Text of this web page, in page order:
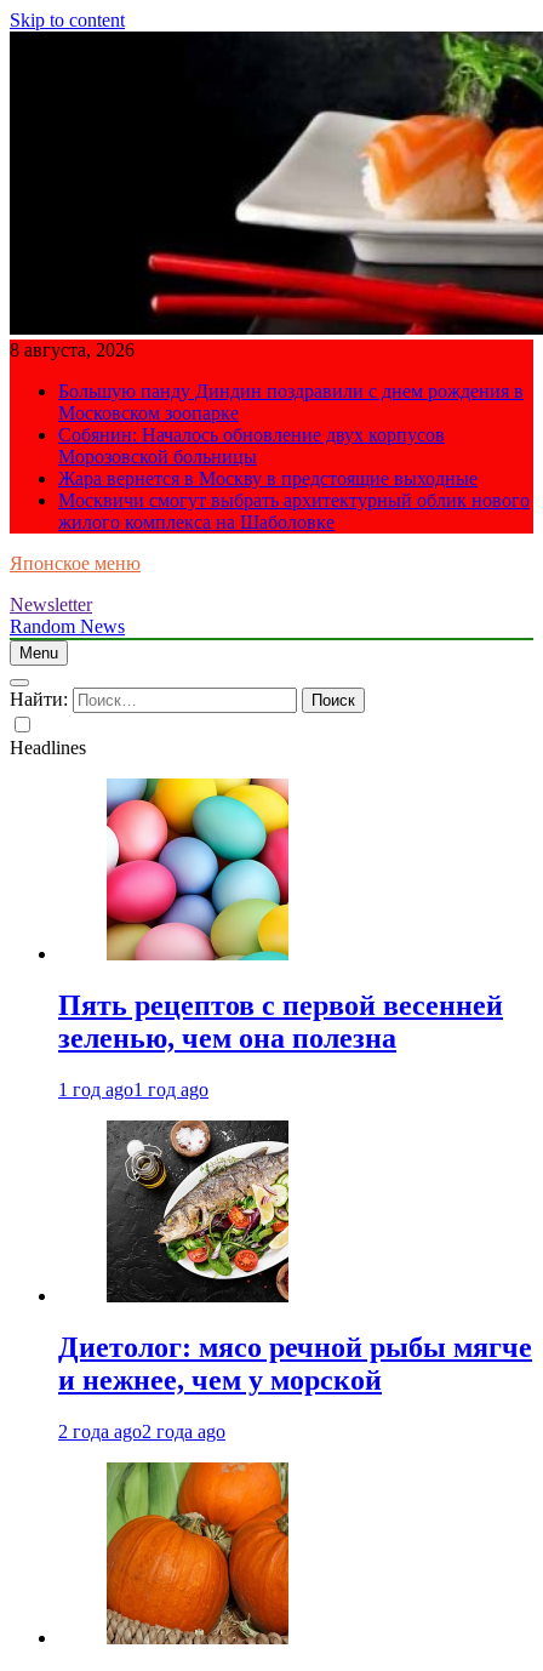
Skip to content
8 августа, 2026
Большую панду Диндин поздравили с днем рождения в
Московском зоопарке
Собянин: Началось обновление двух корпусов
Морозовской больницы
Жара вернется в Москву в предстоящие выходные
Москвичи смогут выбрать архитектурный облик нового
жилого комплекса на Шаболовке
Японское меню
Newsletter
Random News
Menu
Найти:
Headlines
Пять рецептов с первой весенней
зеленью, чем она полезна
1 год ago1 год ago
Диетолог: мясо речной рыбы мягче
и нежнее, чем у морской
2 года ago2 года ago